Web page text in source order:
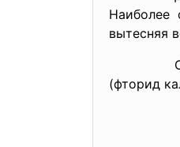
Наиболее
вытесняя
Оксиды
(фторид